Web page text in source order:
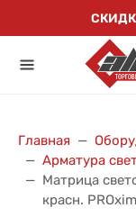
Главная
Арматура
Матрица
красн.